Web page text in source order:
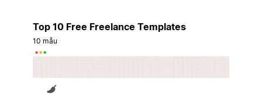
Top 10 Free Freelance Templates
10 mẫu